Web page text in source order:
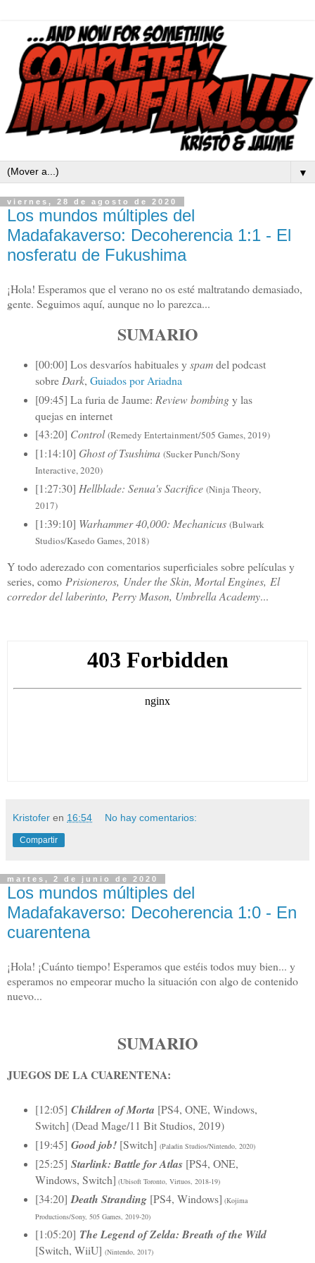
▼
viernes, 28 de agosto de 2020
Los mundos múltiples del
Madafakaverso: Decoherencia 1:1 - El
nosferatu de Fukushima
¡Hola! Esperamos que el verano no os esté maltratando demasiado,
gente. Seguimos aquí, aunque no lo parezca...
SUMARIO
[00:00] Los desvaríos habituales yspamdel podcast
sobre Dark, Guiados por Ariadna
[09:45] La furia de Jaume: Review bombingy las
quejas en internet
[43:20] Control (Remedy Entertainment/505 Games, 2019)
[1:14:10] Ghost of Tsushima (Sucker Punch/Sony
Interactive, 2020)
[1:27:30] Hellblade: Senua's Sacrifice (Ninja Theory,
2017)
[1:39:10] Warhammer 40,000: Mechanicus (Bulwark
Studios/Kasedo Games, 2018)
Y todo aderezado con comentarios superficiales sobre películas y
series, como Prisioneros, Under the Skin, Mortal Engines, El
corredor del laberinto, Perry Mason, Umbrella Academy...
Kristofer en 16:54 No hay comentarios:
Compartir
martes, 2 de junio de 2020
Los mundos múltiples del
Madafakaverso: Decoherencia 1:0 - En
cuarentena
¡Hola! ¡Cuánto tiempo! Esperamos que estéis todos muy bien... y
esperamos no empeorar mucho la situación con algo de contenido
nuevo...
SUMARIO
JUEGOS DE LA CUARENTENA:
[12:05] Children of Morta [PS4, ONE, Windows,
Switch] (Dead Mage/11 Bit Studios, 2019)
[19:45] Good job![Switch] (Paladin Studios/Nintendo, 2020)
[25:25] Starlink: Battle for Atlas[PS4, ONE,
Windows, Switch] (Ubisoft Toronto, Virtuos, 2018-19)
[34:20]Death Stranding[PS4, Windows] (Kojima
Productions/Sony, 505 Games, 2019-20)
[1:05:20] The Legend of Zelda: Breath of the Wild
[Switch, WiiU] (Nintendo, 2017)